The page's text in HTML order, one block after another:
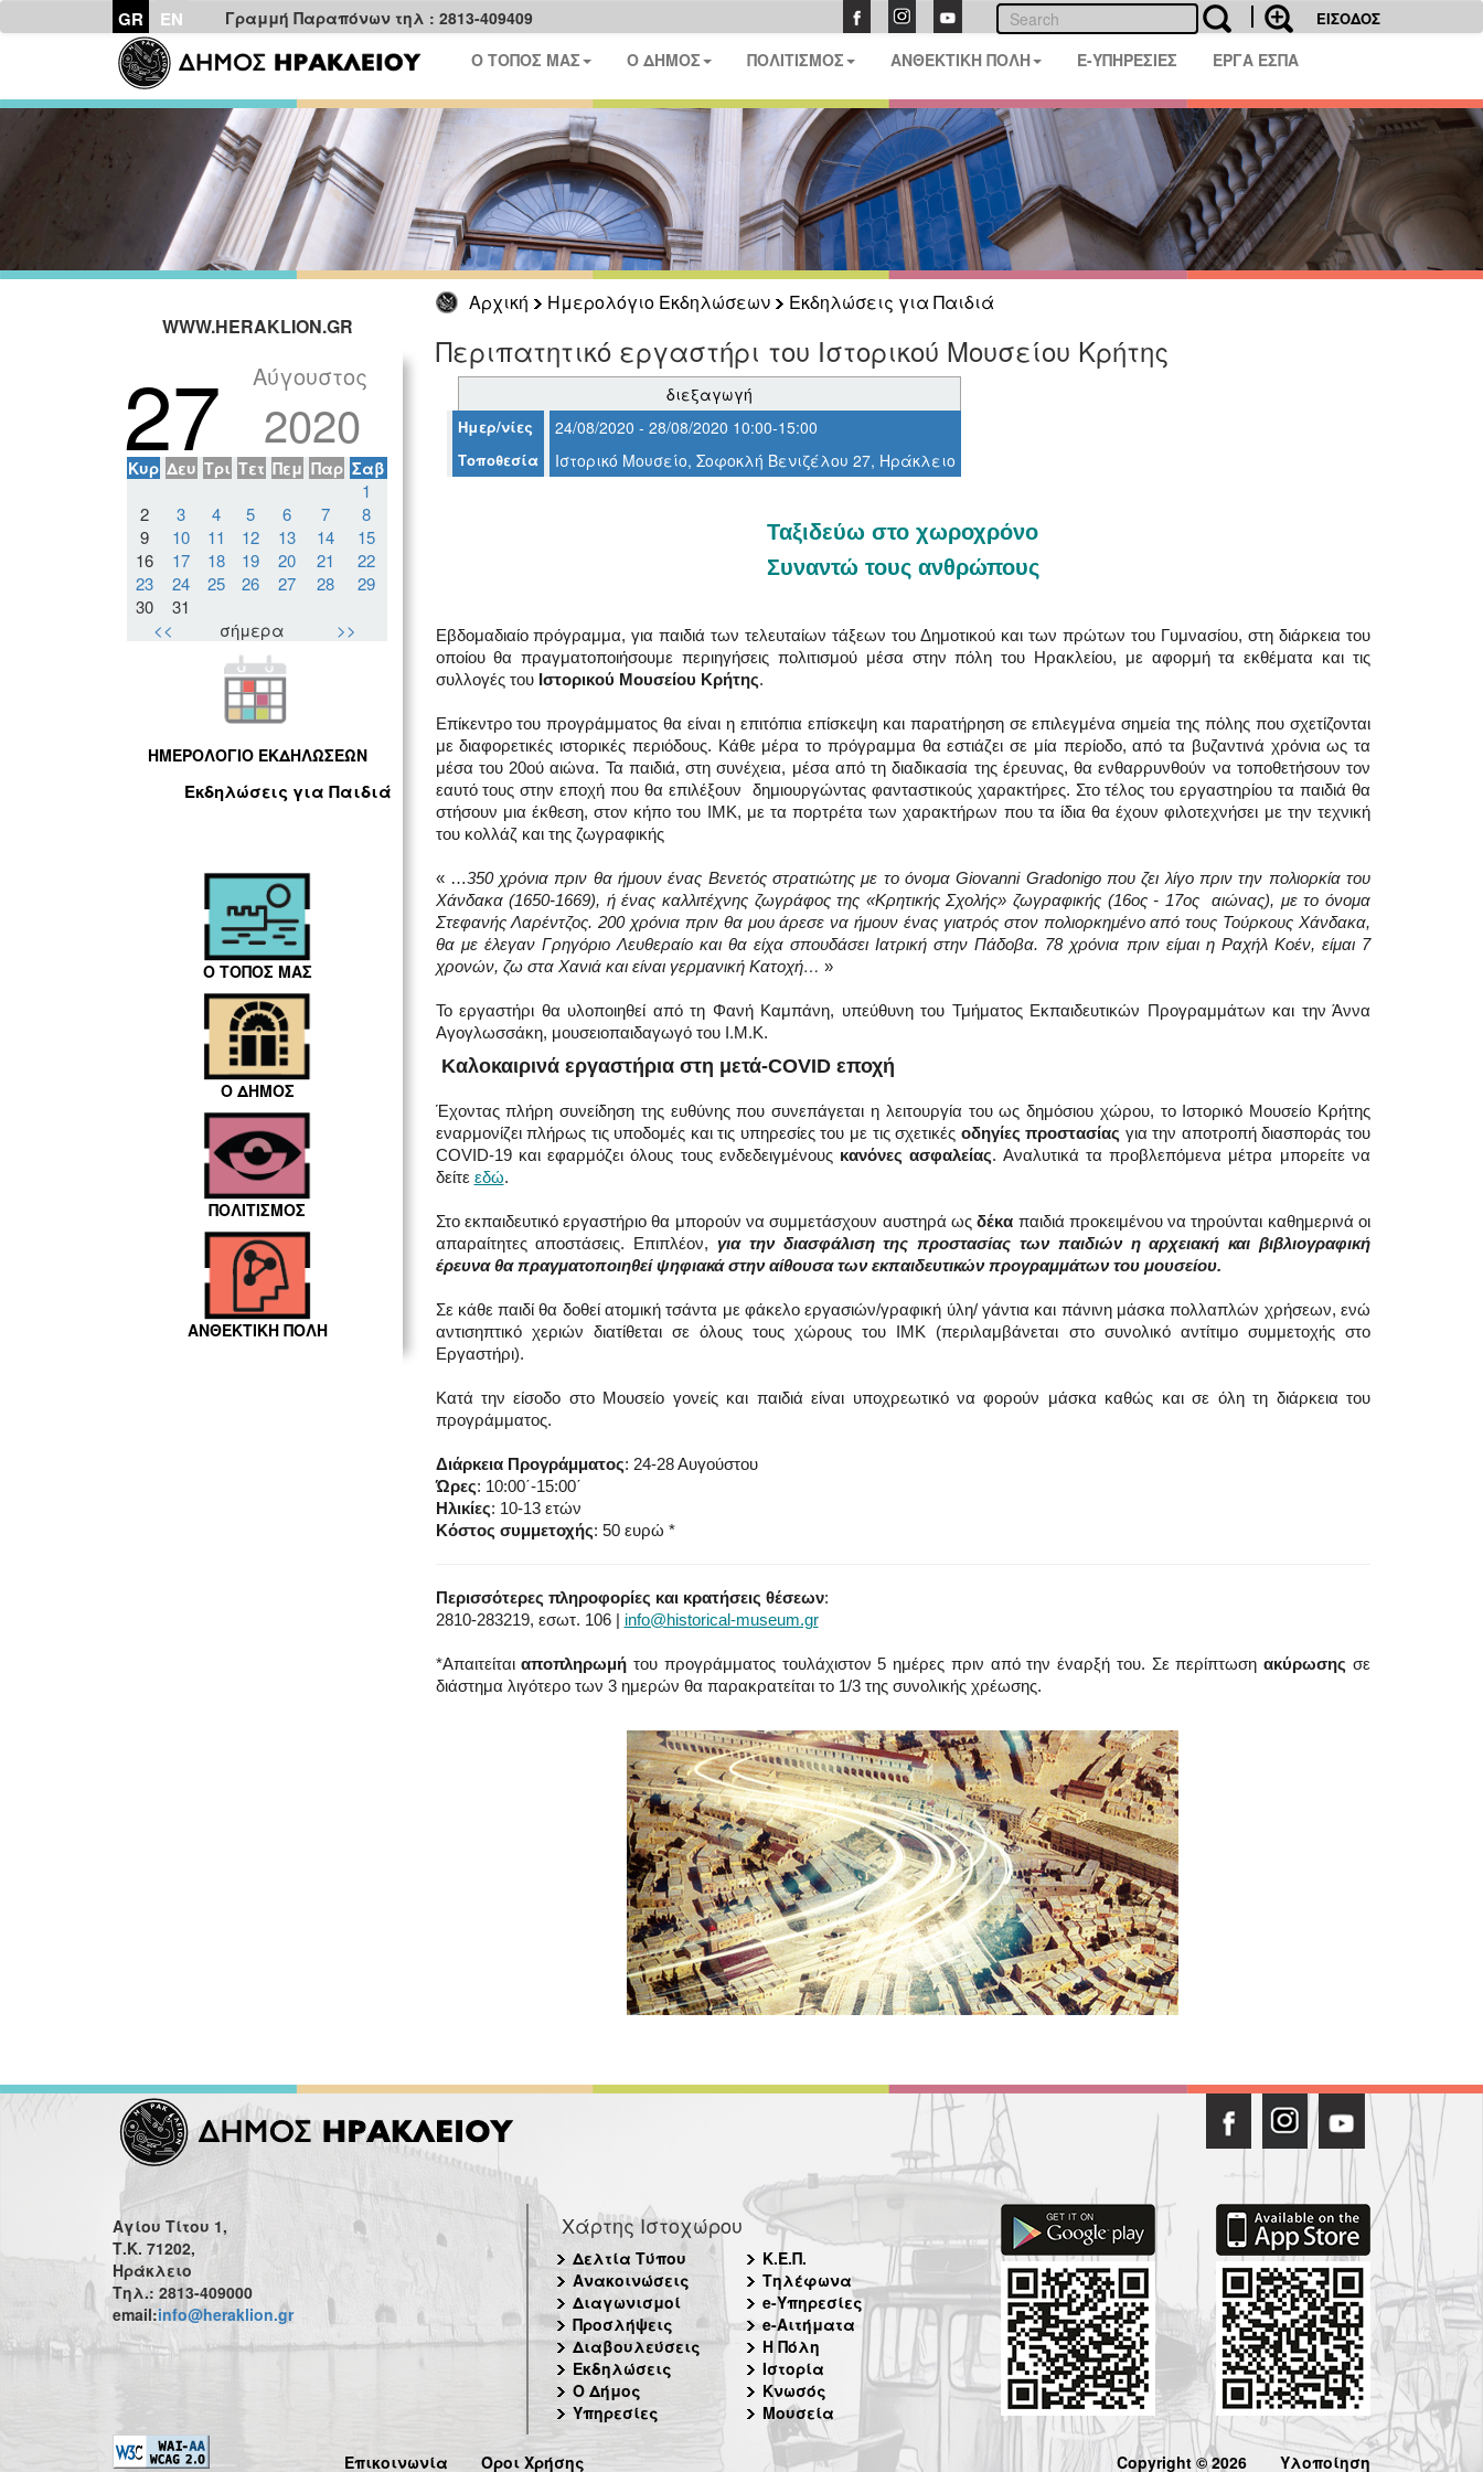
GR EN Γραμμή Παραπόνων τηλ : 2813-409409 ΕΙΣΟΔΟΣ
Ο ΤΟΠΟΣ ΜΑΣ Ο ΔΗΜΟΣ ΠΟΛΙΤΙΣΜΟΣ ΑΝΘΕΚΤΙΚΗ ΠΟΛΗ E-ΥΠΗΡΕΣΙΕΣ ΕΡΓΑ ΕΣΠΑ
Αρχική Ημερολόγιο Εκδηλώσεων
Εκδηλώσεις για Παιδιά
WWW.HERAKLION.GR
27 Αύγουστος
2020
Κυρ Δευ Τρι Τετ Πεμ Παρ Σαβ
1
2
3 4 5 6 7
8
9
10 11 12 13 14
15
16
17 18 19 20 21
22
23
24 25 26 27 28
29
30
31
<<
σήμερα >>
ΗΜΕΡΟΛΟΓΙΟ ΕΚΔΗΛΩΣΕΩΝ
Εκδηλώσεις για Παιδιά
Ο ΤΟΠΟΣ ΜΑΣ
Ο ΔΗΜΟΣ
ΠΟΛΙΤΙΣΜΟΣ
ΑΝΘΕΚΤΙΚΗ ΠΟΛΗ
Περιπατητικό εργαστήρι του Ιστορικού Μουσείου Κρήτης
διεξαγωγή
Ημερ/νίες 24/08/2020 - 28/08/2020 10:00-15:00
Τοποθεσία Ιστορικό Μουσείο, Σοφοκλή Βενιζέλου 27, Ηράκλειο
Ταξιδεύω στο χωροχρόνο
Συναντώ τους ανθρώπους
Εβδομαδιαίο πρόγραμμα, για παιδιά των τελευταίων τάξεων του Δημοτικού και των πρώτων του Γυμνασίου, στη διάρκεια του
οποίου θα πραγματοποιήσουμε περιηγήσεις πολιτισμού μέσα στην πόλη του Ηρακλείου, με αφορμή τα εκθέματα και τις
συλλογές του Ιστορικού Μουσείου Κρήτης.
Επίκεντρο του προγράμματος θα είναι η επιτόπια επίσκεψη και παρατήρηση σε επιλεγμένα σημεία της πόλης που σχετίζονται
με διαφορετικές ιστορικές περιόδους. Κάθε μέρα το πρόγραμμα θα εστιάζει σε μία περίοδο, από τα βυζαντινά χρόνια ως τα
μέσα του 20ού αιώνα. Τα παιδιά, στη συνέχεια, μέσα από τη διαδικασία της έρευνας, θα ενθαρρυνθούν να τοποθετήσουν τον
εαυτό τους στην εποχή που θα επιλέξουν δημιουργώντας φανταστικούς χαρακτήρες. Στο τέλος του εργαστηρίου τα παιδιά θα
στήσουν μια έκθεση, στον κήπο του ΙΜΚ, με τα πορτρέτα των χαρακτήρων που τα ίδια θα έχουν φιλοτεχνήσει με την τεχνική
του κολλάζ και της ζωγραφικής
« …350 χρόνια πριν θα ήμουν ένας Βενετός στρατιώτης με το όνομα Giovanni Gradonigo που ζει λίγο πριν την πολιορκία του
Χάνδακα (1650-1669), ή ένας καλλιτέχνης ζωγράφος της «Κρητικής Σχολής» ζωγραφικής (16ος - 17ος αιώνας), με το όνομα
Στεφανής Λαρέντζος. 200 χρόνια πριν θα μου άρεσε να ήμουν ένας γιατρός στον πολιορκημένο από τους Τούρκους Χάνδακα,
θα με έλεγαν Γρηγόριο Λευθεραίο και θα είχα σπουδάσει Ιατρική στην Πάδοβα. 78 χρόνια πριν είμαι η Ραχήλ Κοέν, είμαι 7
χρονών, ζω στα Χανιά και είναι γερμανική Κατοχή… »
Το εργαστήρι θα υλοποιηθεί από τη Φανή Καμπάνη, υπεύθυνη του Τμήματος Εκπαιδευτικών Προγραμμάτων και την Άννα
Αγογλωσσάκη, μουσειοπαιδαγωγό του Ι.Μ.Κ.
Καλοκαιρινά εργαστήρια στη μετά-COVID εποχή
Έχοντας πλήρη συνείδηση της ευθύνης που συνεπάγεται η λειτουργία του ως δημόσιου χώρου, το Ιστορικό Μουσείο Κρήτης
εναρμονίζει πλήρως τις υποδομές και τις υπηρεσίες του με τις σχετικές οδηγίες προστασίας για την αποτροπή διασποράς του
COVID-19 και εφαρμόζει όλους τους ενδεδειγμένους κανόνες ασφαλείας. Αναλυτικά τα προβλεπόμενα μέτρα μπορείτε να
δείτε εδώ.
Στο εκπαιδευτικό εργαστήριο θα μπορούν να συμμετάσχουν αυστηρά ως δέκα παιδιά προκειμένου να τηρούνται καθημερινά οι
απαραίτητες αποστάσεις. Επιπλέον, για την διασφάλιση της προστασίας των παιδιών η αρχειακή και βιβλιογραφική
έρευνα θα πραγματοποιηθεί ψηφιακά στην αίθουσα των εκπαιδευτικών προγραμμάτων του μουσείου.
Σε κάθε παιδί θα δοθεί ατομική τσάντα με φάκελο εργασιών/γραφική ύλη/ γάντια και πάνινη μάσκα πολλαπλών χρήσεων, ενώ
αντισηπτικό χεριών διατίθεται σε όλους τους χώρους του ΙΜΚ (περιλαμβάνεται στο συνολικό αντίτιμο συμμετοχής στο
Εργαστήρι).
Κατά την είσοδο στο Μουσείο γονείς και παιδιά είναι υποχρεωτικό να φορούν μάσκα καθώς και σε όλη τη διάρκεια του
προγράμματος.
Διάρκεια Προγράμματος: 24-28 Αυγούστου
Ώρες: 10:00΄-15:00΄
Ηλικίες: 10-13 ετών
Κόστος συμμετοχής: 50 ευρώ *
Περισσότερες πληροφορίες και κρατήσεις θέσεων:
2810-283219, εσωτ. 106 | info@historical-museum.gr
*Απαιτείταιαποπληρωμή του προγράμματος τουλάχιστον 5 ημέρες πριν από την έναρξή του. Σε περίπτωσηακύρωσης σε
διάστημα λιγότερο των 3 ημερών θα παρακρατείται το 1/3 της συνολικής χρέωσης.
Αγίου Τίτου 1,
Τ.Κ. 71202,
Ηράκλειο
Τηλ.: 2813-409000
email:info@heraklion.gr
Χάρτης Ιστοχώρου
Δελτία Τύπου
Ανακοινώσεις
Διαγωνισμοί
Προσλήψεις
Διαβουλεύσεις
Εκδηλώσεις
Ο Δήμος
Υπηρεσίες
Κ.Ε.Π.
Τηλέφωνα
e-Υπηρεσίες
e-Αιτήματα
Η Πόλη
Ιστορία
Κνωσός
Μουσεία
Επικοινωνία Όροι Χρήσης Copyright © 2026 Υλοποίηση